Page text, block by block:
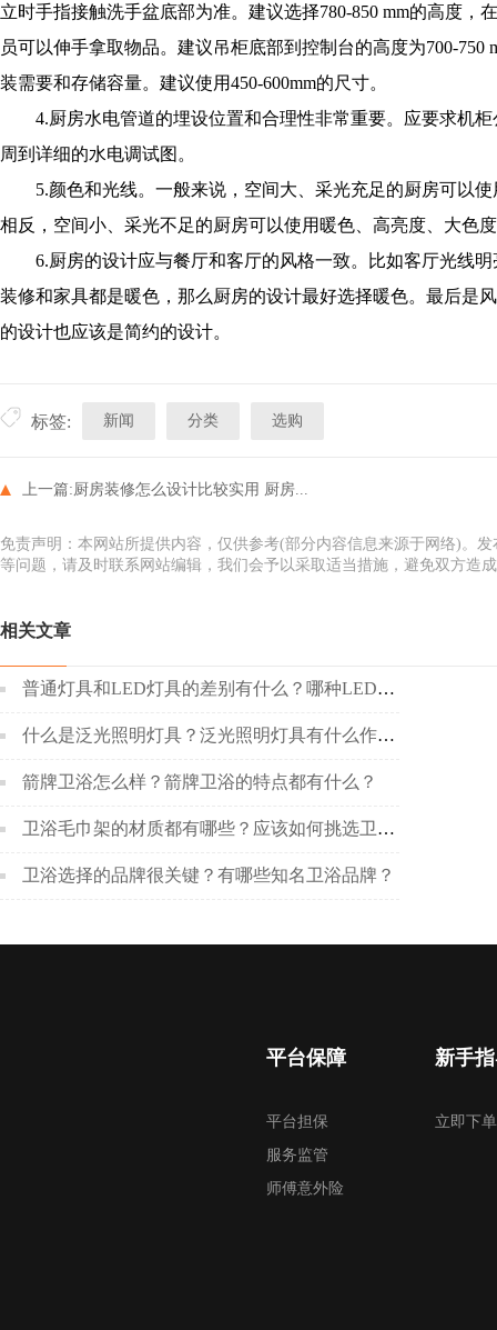
立时手指接触洗手盆底部为准。建议选择780-850 mm的高度
员可以伸手拿取物品。建议吊柜底部到控制台的高度为700-
装需要和存储容量。建议使用450-600mm的尺寸。
4.厨房水电管道的埋设位置和合理性非常重要。应要求机柜
周到详细的水电调试图。
5.颜色和光线。一般来说，空间大、采光充足的厨房可以使
相反，空间小、采光不足的厨房可以使用暖色、高亮度、大色
6.厨房的设计应与餐厅和客厅的风格一致。比如客厅光线明
装修和家具都是暖色，那么厨房的设计最好选择暖色。最后是
的设计也应该是简约的设计。
标签: 新闻 分类 选购
上一篇:厨房装修怎么设计比较实用 厨房...
免责声明：本网站所提供内容，仅供参考(部分内容信息来源于网络)。
等问题，请及时联系网站编辑，我们会予以采取适当措施，避免双方造
相关文章
普通灯具和LED灯具的差别有什么？哪种LED灯具更好呢？
什么是泛光照明灯具？泛光照明灯具有什么作用？
箭牌卫浴怎么样？箭牌卫浴的特点都有什么？
卫浴毛巾架的材质都有哪些？应该如何挑选卫浴毛巾架？
卫浴选择的品牌很关键？有哪些知名卫浴品牌？
平台保障
平台担保
服务监管
师傅意外险
新手
立即下单